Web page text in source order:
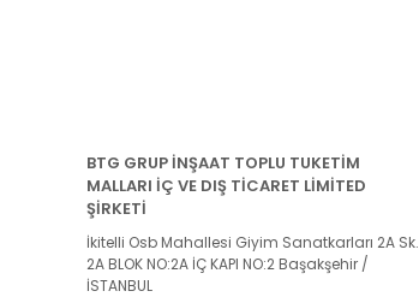
BTG GRUP İNŞAAT TOPLU TUKETİM
MALLARI İÇ VE DIŞ TİCARET LİMİTED
ŞİRKETİ
İkitelli Osb Mahallesi Giyim Sanatkarları 2A Sk.
2A BLOK NO:2A İÇ KAPI NO:2 Başakşehir /
İSTANBUL